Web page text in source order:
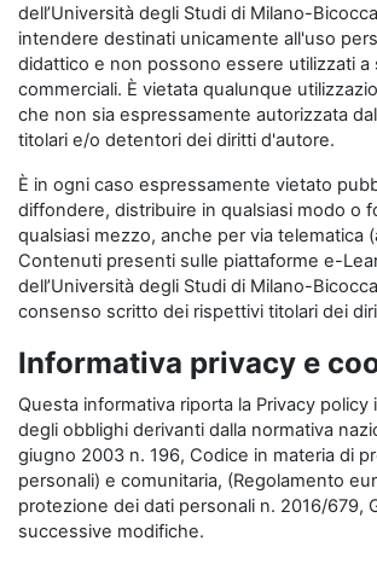
dell’Università degli Studi di Milano-
intendere destinati unicamente all'uso
didattico e non possono essere utilizzati a
commerciali. È vietata qualunque
che non sia espressamente autorizzata
titolari e/o detentori dei diritti d'autore.
È in ogni caso espressamente vietato
diffondere, distribuire in qualsiasi modo o
qualsiasi mezzo, anche per via telematica
Contenuti presenti sulle piattaforme e-
dell’Università degli Studi di Milano-
consenso scritto dei rispettivi titolari dei
Informativa privacy e
Questa informativa riporta la Privacy
degli obblighi derivanti dalla normativa
giugno 2003 n. 196, Codice in materia di
personali) e comunitaria, (Regolamento
protezione dei dati personali n. 2016/679,
successive modifiche.